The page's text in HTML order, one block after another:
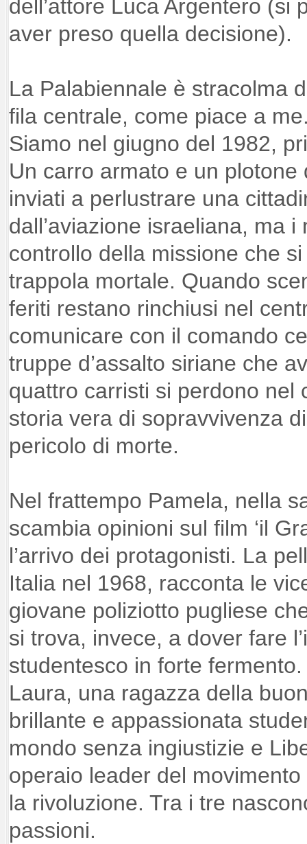
dell’attore Luca Argentero (si
aver preso quella decisione).
La Palabiennale è stracolma
fila centrale, come piace a
Siamo nel giugno del 1982,
Un carro armato e un
inviati a perlustrare una
dall’aviazione israeliana, ma
controllo della missione che
trappola mortale. Quando
feriti restano rinchiusi nel
comunicare con il comando
truppe d’assalto siriane che
quattro carristi si perdono nel
storia vera di sopravvivenza
pericolo di morte.
Nel frattempo Pamela, nella
scambia opinioni sul film ‘il
l’arrivo dei protagonisti. La
Italia nel 1968, racconta le
giovane poliziotto pugliese
si trova, invece, a dover fare
studentesco in forte fermento.
Laura, una ragazza della
brillante e appassionata
mondo senza ingiustizie e
operaio leader del
la rivoluzione. Tra i tre
passioni.